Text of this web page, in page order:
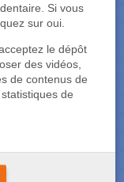
Si vous
sur oui.
le dépôt
des vidéos,
de contenus de
de